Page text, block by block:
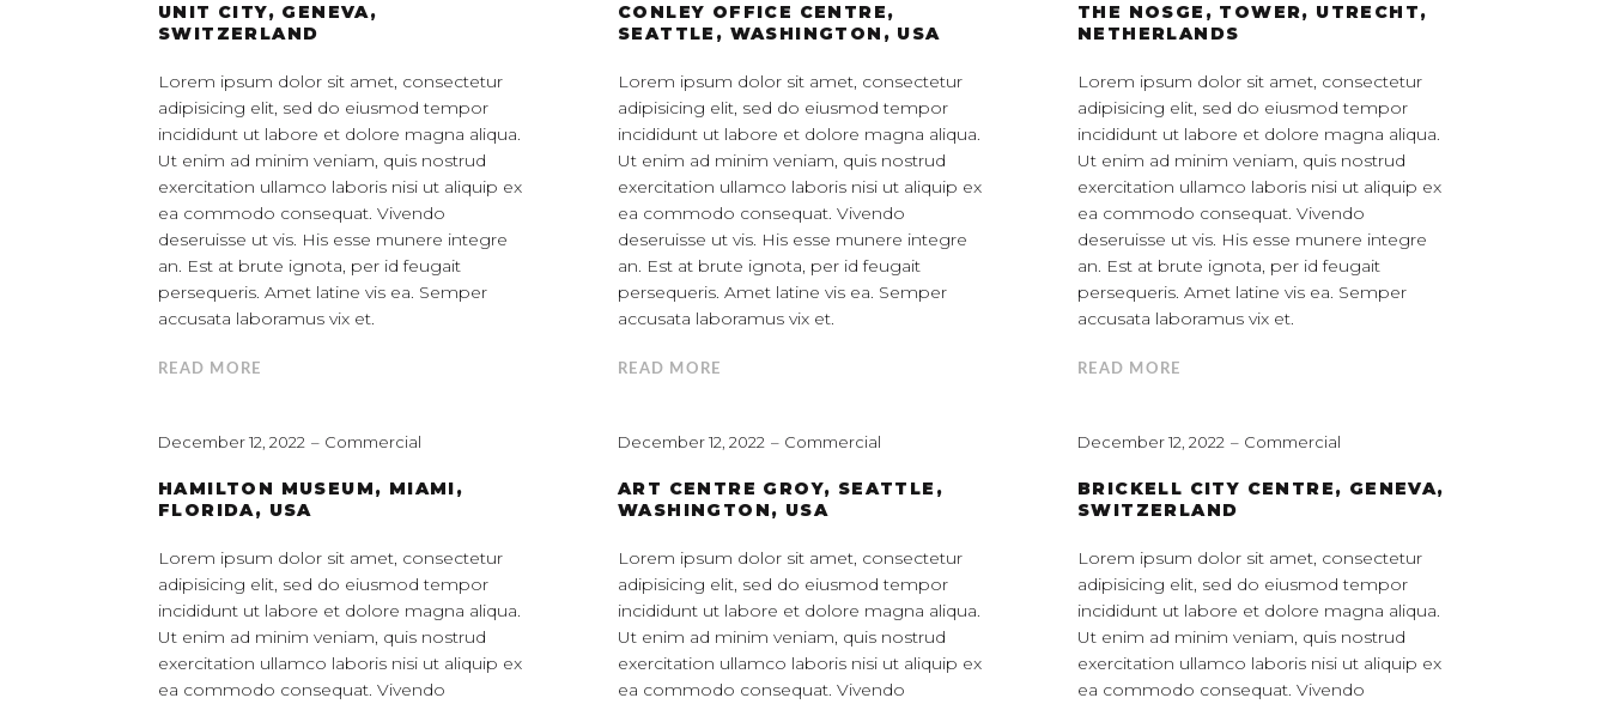
UNIT CITY, GENEVA,
SWITZERLAND
Lorem ipsum dolor sit amet, consectetur
adipisicing elit, sed do eiusmod tempor
incididunt ut labore et dolore magna aliqua.
Ut enim ad minim veniam, quis nostrud
exercitation ullamco laboris nisi ut aliquip ex
ea commodo consequat. Vivendo
deseruisse ut vis. His esse munere integre
an. Est at brute ignota, per id feugait
persequeris. Amet latine vis ea. Semper
accusata laboramus vix et.
READ MORE
CONLEY OFFICE CENTRE,
SEATTLE, WASHINGTON, USA
Lorem ipsum dolor sit amet, consectetur
adipisicing elit, sed do eiusmod tempor
incididunt ut labore et dolore magna aliqua.
Ut enim ad minim veniam, quis nostrud
exercitation ullamco laboris nisi ut aliquip ex
ea commodo consequat. Vivendo
deseruisse ut vis. His esse munere integre
an. Est at brute ignota, per id feugait
persequeris. Amet latine vis ea. Semper
accusata laboramus vix et.
READ MORE
THE NOSGE, TOWER, UTRECHT,
NETHERLANDS
Lorem ipsum dolor sit amet, consectetur
adipisicing elit, sed do eiusmod tempor
incididunt ut labore et dolore magna aliqua.
Ut enim ad minim veniam, quis nostrud
exercitation ullamco laboris nisi ut aliquip ex
ea commodo consequat. Vivendo
deseruisse ut vis. His esse munere integre
an. Est at brute ignota, per id feugait
persequeris. Amet latine vis ea. Semper
accusata laboramus vix et.
READ MORE
December 12, 2022 Commercial
HAMILTON MUSEUM, MIAMI,
FLORIDA, USA
Lorem ipsum dolor sit amet, consectetur
adipisicing elit, sed do eiusmod tempor
incididunt ut labore et dolore magna aliqua.
Ut enim ad minim veniam, quis nostrud
exercitation ullamco laboris nisi ut aliquip ex
ea commodo consequat. Vivendo
December 12, 2022 Commercial
ART CENTRE GROY, SEATTLE,
WASHINGTON, USA
Lorem ipsum dolor sit amet, consectetur
adipisicing elit, sed do eiusmod tempor
incididunt ut labore et dolore magna aliqua.
Ut enim ad minim veniam, quis nostrud
exercitation ullamco laboris nisi ut aliquip ex
ea commodo consequat. Vivendo
December 12, 2022 Commercial
BRICKELL CITY CENTRE, GENEVA,
SWITZERLAND
Lorem ipsum dolor sit amet, consectetur
adipisicing elit, sed do eiusmod tempor
incididunt ut labore et dolore magna aliqua.
Ut enim ad minim veniam, quis nostrud
exercitation ullamco laboris nisi ut aliquip ex
ea commodo consequat. Vivendo